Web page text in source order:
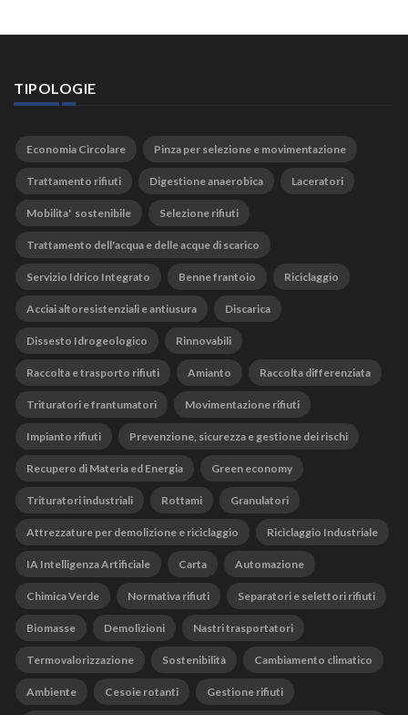
TIPOLOGIE
Economia Circolare Pinza per selezione e movimentazione
Trattamento rifiuti Digestione anaerobica Laceratori
Mobilita' sostenibile Selezione rifiuti
Trattamento dell'acqua e delle acque di scarico
Servizio Idrico Integrato Benne frantoio Riciclaggio
Acciai altoresistenziali e antiusura Discarica
Dissesto Idrogeologico Rinnovabili
Raccolta e trasporto rifiuti Amianto Raccolta differenziata
Trituratori e frantumatori Movimentazione rifiuti
Impianto rifiuti Prevenzione, sicurezza e gestione dei rischi
Recupero di Materia ed Energia Green economy
Trituratori industriali Rottami Granulatori
Attrezzature per demolizione e riciclaggio Riciclaggio Industriale
IA Intelligenza Artificiale Carta Automazione
Chimica Verde Normativa rifiuti Separatori e selettori rifiuti
Biomasse Demolizioni Nastri trasportatori
Termovalorizzazione Sostenibilità Cambiamento climatico
Ambiente Cesoie rotanti Gestione rifiuti